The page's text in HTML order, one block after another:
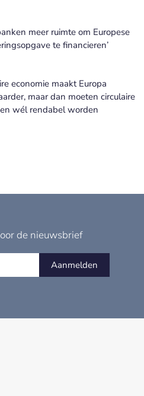
meer ruimte om Europese
te financieren’
economie maakt Europa
maar dan moeten circulaire
wél rendabel worden
de nieuwsbrief
Aanmelden